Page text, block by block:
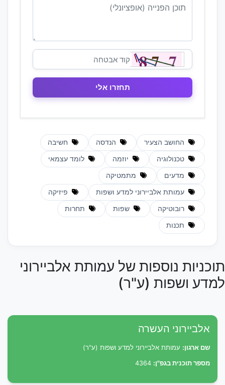
החושב הצעיר הנדסה חשיבה
טכנולוגיה יוזמה לומד עצמאי
מדעים מתמטיקה
עמותת אלביירוני למדע ושפות פיזיקה
רובוטיקה שפות תחרות
תכנות
תוכניות נוספות של עמותת אלביירוני
למדע ושפות (ע"ר)
אלביירוני העשרה
שם ארגון: עמותת אלביירוני למדע ושפות (ע"ר)
מספר תוכנית בגפ"ן: